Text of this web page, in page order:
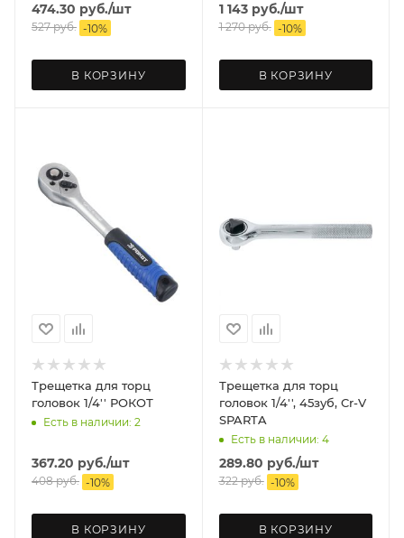
474.30 руб./шт
527руб. -10%
В КОРЗИНУ
1 143руб./шт
1 270руб. -10%
В КОРЗИНУ
Трещетка для торц
головок 1/4'' РОКОТ
Есть в наличии: 2
367.20 руб./шт
408руб. -10%
В КОРЗИНУ
Трещетка для торц
головок 1/4'', 45зуб, Cr-V
SPARTA
Есть в наличии: 4
289.80 руб./шт
322руб. -10%
В КОРЗИНУ